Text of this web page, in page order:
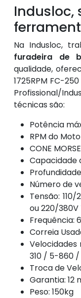
Indusloc,
Na Indusloc,
furadeira de
qualidade,
1725RPM FC-
Profissional/
técnicas são:
Potência
RPM do
CONE
Capacidade
Número de
Tensão:
ou 220/
Frequência:
Correia
Velocidades
310 / 5-860
Troca de
Garantia: 12
Peso: 150kg